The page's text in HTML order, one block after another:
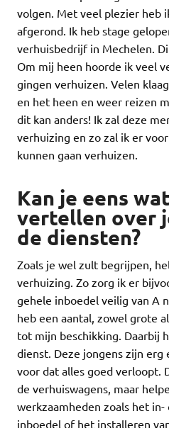
volgen. Met veel plezier heb
afgerond. Ik heb stage
verhuisbedrijf in Mechelen.
Om mij heen hoorde ik veel
gingen verhuizen. Velen
en het heen en weer reizen
dit kan anders! Ik zal deze
verhuizing en zo zal ik er
kunnen gaan verhuizen.
Kan je eens
vertellen over
de diensten?
Zoals je wel zult begrijpen,
verhuizing. Zo zorg ik er
gehele inboedel veilig van A
heb een aantal, zowel grote
tot mijn beschikking. Daarbij
dienst. Deze jongens zijn
voor dat alles goed verloopt.
de verhuiswagens, maar
werkzaamheden zoals het in-
inboedel of het installeren